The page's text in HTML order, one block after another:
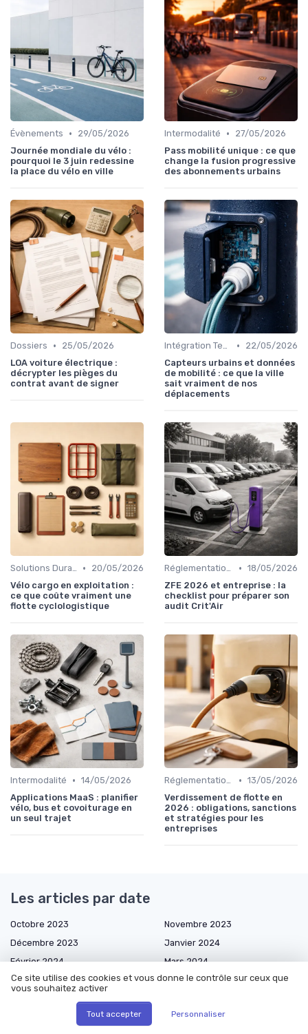
Évènements •
29/05/2026
Journée mondiale du vélo :
pourquoi le 3 juin redessine
la place du vélo en ville
Intermodalité •
27/05/2026
Pass mobilité unique : ce que
change la fusion progressive
des abonnements urbains
Dossiers •
25/05/2026
LOA voiture électrique :
décrypter les pièges du
contrat avant de signer
Intégration Technologique •
22/05/2026
Capteurs urbains et données
de mobilité : ce que la ville
sait vraiment de nos
déplacements
Solutions Durables •
20/05/2026
Vélo cargo en exploitation :
ce que coûte vraiment une
flotte cyclologistique
Réglementations & Politiques • 18/05/2026
ZFE 2026 et entreprise : la
checklist pour préparer son
audit Crit'Air
Intermodalité • 14/05/2026
Applications MaaS : planifier
vélo, bus et covoiturage en
un seul trajet
Réglementations & Politiques • 13/05/2026
Verdissement de flotte en
2026 : obligations, sanctions
et stratégies pour les
entreprises
Les articles par date
Octobre 2023
Novembre 2023
Décembre 2023
Janvier 2024
Février 2024
Mars 2024
Octobre 2024
Novembre 2024
Mars 2025
Ce site utilise des cookies et vous donne le contrôle sur ceux que
vous souhaitez activer
Tout accepter Personnaliser